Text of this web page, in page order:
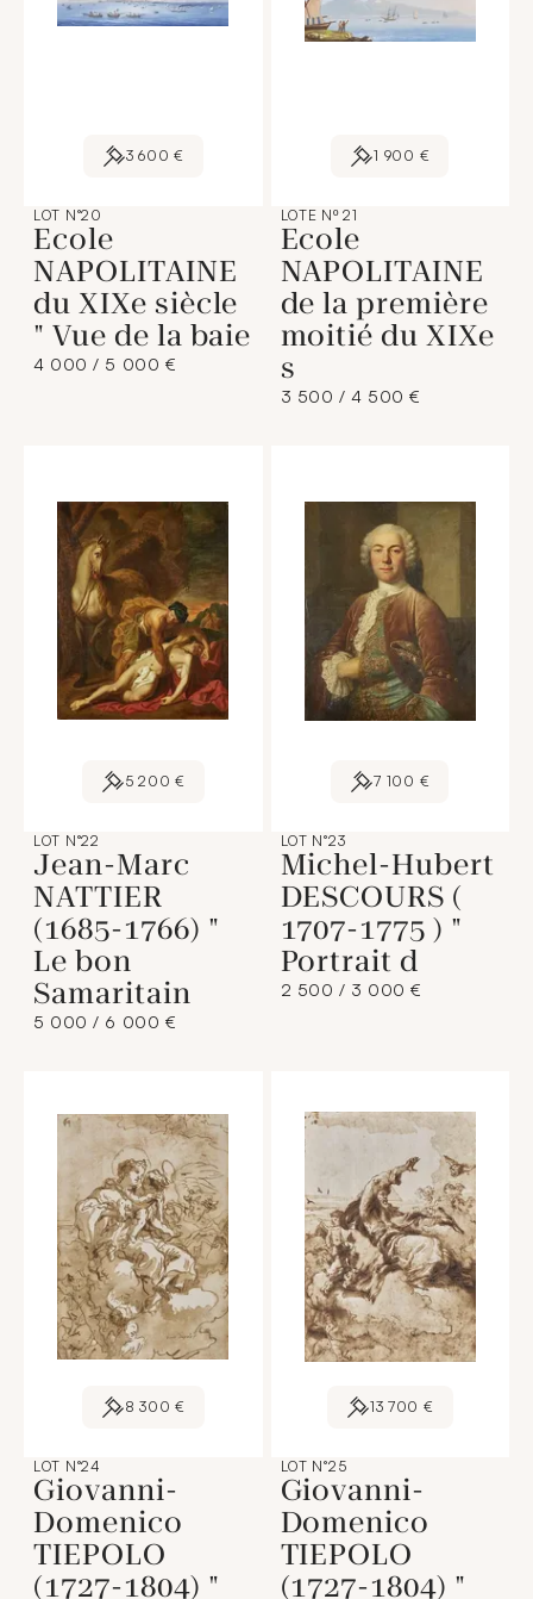
3 600 €
LOT N°20
Ecole
NAPOLITAINE
du XIXe siècle
" Vue de la baie
4 000 / 5 000 €
1 900 €
LOTE Nº 21
Ecole
NAPOLITAINE
de la première
moitié du XIXe
s
3 500 / 4 500 €
5 200 €
LOT N°22
Jean-Marc
NATTIER
(1685-1766) "
Le bon
Samaritain
5 000 / 6 000 €
7 100 €
LOT N°23
Michel-Hubert
DESCOURS (
1707-1775 ) "
Portrait d
2 500 / 3 000 €
8 300 €
LOT N°24
Giovanni-
Domenico
TIEPOLO
(1727-1804) "
13 700 €
LOT N°25
Giovanni-
Domenico
TIEPOLO
(1727-1804) "